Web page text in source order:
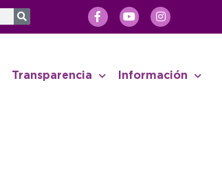
Transparencia Información